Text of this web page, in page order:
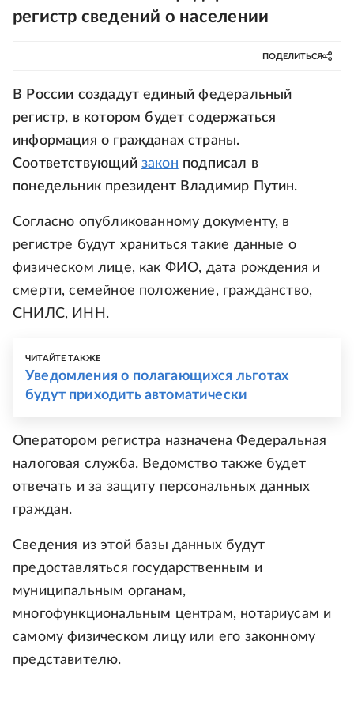
регистр сведений о населении
ПОДЕЛИТЬСЯ
В России создадут единый федеральный
регистр, в котором будет содержаться
информация о гражданах страны.
Соответствующий закон подписал в
понедельник президент Владимир Путин.
Согласно опубликованному документу, в
регистре будут храниться такие данные о
физическом лице, как ФИО, дата рождения и
смерти, семейное положение, гражданство,
СНИЛС, ИНН.
ЧИТАЙТЕ ТАКЖЕ
Уведомления о полагающихся льготах
будут приходить автоматически
Оператором регистра назначена Федеральная
налоговая служба. Ведомство также будет
отвечать и за защиту персональных данных
граждан.
Сведения из этой базы данных будут
предоставляться государственным и
муниципальным органам,
многофункциональным центрам, нотариусам и
самому физическом лицу или его законному
представителю.